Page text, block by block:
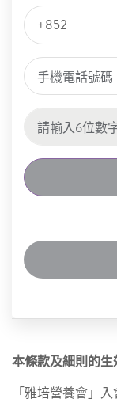
+852
本條款及細則的
「雅培營養會」